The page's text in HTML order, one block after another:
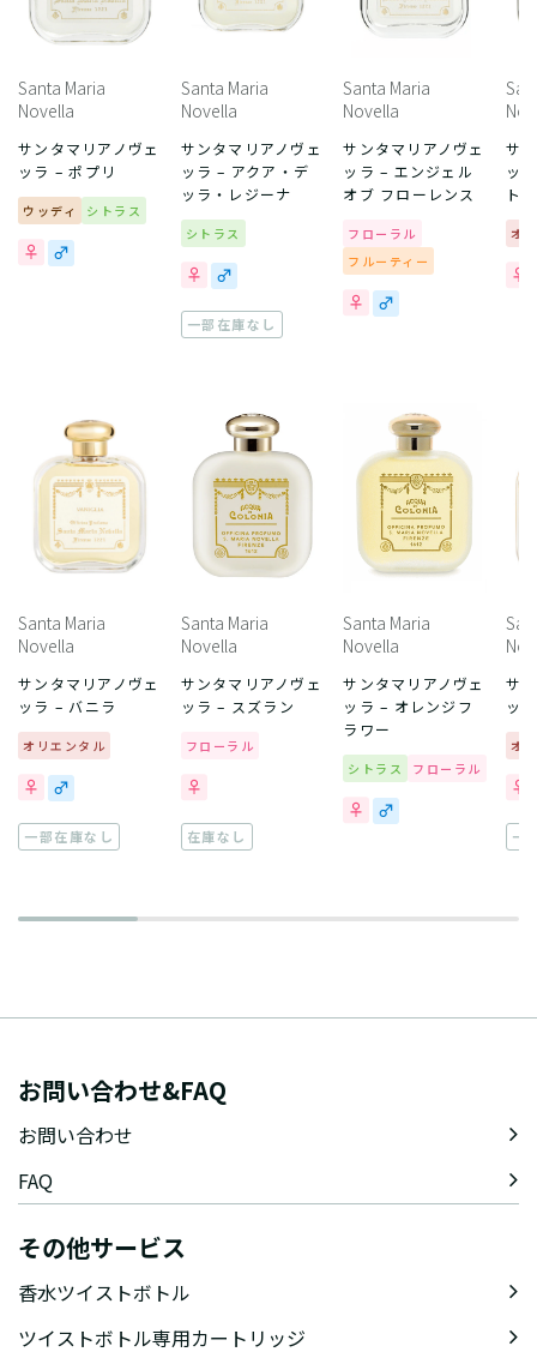
Santa Maria
Novella
サンタマリアノヴェ
ッラ – ポプリ
ウッディ シトラス
Santa Maria
Novella
サンタマリアノヴェ
ッラ – アクア・デ
ッラ・レジーナ
シトラス
一部在庫なし
Santa Maria
Novella
サンタマリアノヴェ
ッラ – エンジェル
オブ フローレンス
フローラル
フルーティー
サ
ッ
ト
オ
Santa Maria
Novella
サンタマリアノヴェ
ッラ – バニラ
オリエンタル
一部在庫なし
Santa Maria
Novella
サンタマリアノヴェ
ッラ – スズラン
フローラル
在庫なし
Santa Maria
Novella
サンタマリアノヴェ
ッラ – オレンジフ
ラワー
シトラス フローラル
サ
ッ
オ
一
お問い合わせ&FAQ
お問い合わせ
FAQ
その他サービス
香水ツイストボトル
ツイストボトル専用カートリッジ